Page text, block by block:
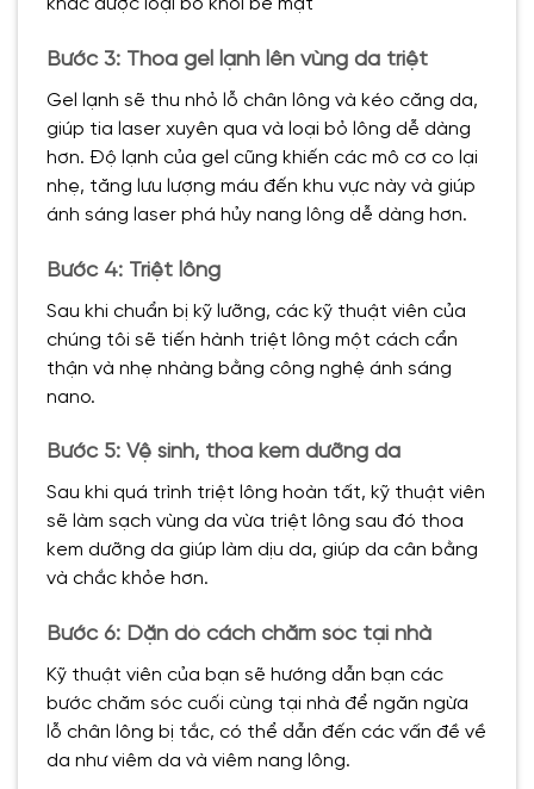
khác được loại bỏ khỏi bề mặt
Bước 3: Thoa gel lạnh lên vùng da triệt
Gel lạnh sẽ thu nhỏ lỗ chân lông và kéo căng da,
giúp tia laser xuyên qua và loại bỏ lông dễ dàng
hơn. Độ lạnh của gel cũng khiến các mô cơ co lại
nhẹ, tăng lưu lượng máu đến khu vực này và giúp
ánh sáng laser phá hủy nang lông dễ dàng hơn.
Bước 4: Triệt lông
Sau khi chuẩn bị kỹ lưỡng, các kỹ thuật viên của
chúng tôi sẽ tiến hành triệt lông một cách cẩn
thận và nhẹ nhàng bằng công nghệ ánh sáng
nano.
Bước 5: Vệ sinh, thoa kem dưỡng da
Sau khi quá trình triệt lông hoàn tất, kỹ thuật viên
sẽ làm sạch vùng da vừa triệt lông sau đó thoa
kem dưỡng da giúp làm dịu da, giúp da cân bằng
và chắc khỏe hơn.
Bước 6: Dặn dò cách chăm sóc tại nhà
Kỹ thuật viên của bạn sẽ hướng dẫn bạn các
bước chăm sóc cuối cùng tại nhà để ngăn ngừa
lỗ chân lông bị tắc, có thể dẫn đến các vấn đề về
da như viêm da và viêm nang lông.